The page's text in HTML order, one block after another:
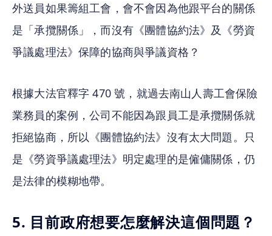
外送員如果籌組工會，會不會因為他跟平台的關係
是「承攬關係」，而沒有《團體協約法》及《勞資
爭議處理法》保障的協商與爭議資格？
根據大法官釋字 470 號，就過去南山人壽工會保險
業務員的案例，公司不能因為跟員工是承攬關係就
拒絕協商，所以《團體協約法》沒有太大問題。只
是《勞資爭議處理法》明定處理的是僱傭關係，仍
是法律的模糊地帶。
5. 目前政府想要怎麼解決這個問題？